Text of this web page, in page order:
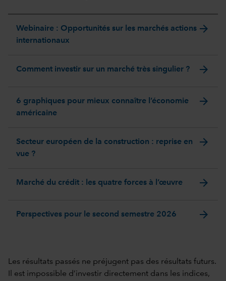
Webinaire : Opportunités sur les marchés actions
internationaux
arrow_forward
Comment investir sur un marché très singulier ? arrow_forward
6 graphiques pour mieux connaître l’économie
américaine
arrow_forward
Secteur européen de la construction : reprise en
vue ?
arrow_forward
Marché du crédit : les quatre forces à l’œuvre arrow_forward
Perspectives pour le second semestre 2026 arrow_forward
Les résultats passés ne préjugent pas des résultats futurs.
Il est impossible d’investir directement dans les indices,